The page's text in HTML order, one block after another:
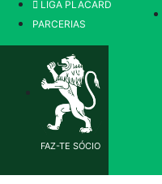
LIGA PLACARD
PARCERIAS
FAZ-TE SÓCIO